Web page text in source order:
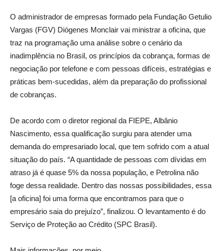
O administrador de empresas formado pela Fundação Getulio
Vargas (FGV) Diógenes Monclair vai ministrar a oficina, que
traz na programação uma análise sobre o cenário da
inadimplência no Brasil, os princípios da cobrança, formas de
negociação por telefone e com pessoas difíceis, estratégias e
práticas bem-sucedidas, além da preparação do profissional
de cobranças.
De acordo com o diretor regional da FIEPE, Albânio
Nascimento, essa qualificação surgiu para atender uma
demanda do empresariado local, que tem sofrido com a atual
situação do país. “A quantidade de pessoas com dívidas em
atraso já é quase 5% da nossa população, e Petrolina não
foge dessa realidade. Dentro das nossas possibilidades, essa
[a oficina] foi uma forma que encontramos para que o
empresário saia do prejuízo”, finalizou. O levantamento é do
Serviço de Proteção ao Crédito (SPC Brasil).